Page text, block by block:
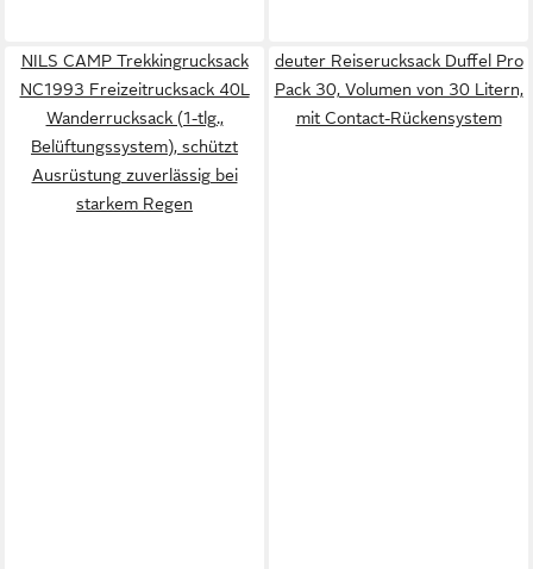
NILS CAMP Trekkingrucksack
NC1993 Freizeitrucksack 40L
Wanderrucksack (1-tlg.,
Belüftungssystem), schützt
Ausrüstung zuverlässig bei
starkem Regen
deuter Reiserucksack Duffel Pro
Pack 30, Volumen von 30 Litern,
mit Contact-Rückensystem